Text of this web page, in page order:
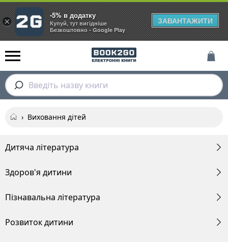
Введіть назву книги
› Виховання дітей
Дитяча література
Здоров'я дитини
Пізнавальна література
Розвиток дитини
×
-5% в додатку
Купуй, тут вигідніше
Безкоштовно - Google Play
ЗАВАНТАЖИТИ